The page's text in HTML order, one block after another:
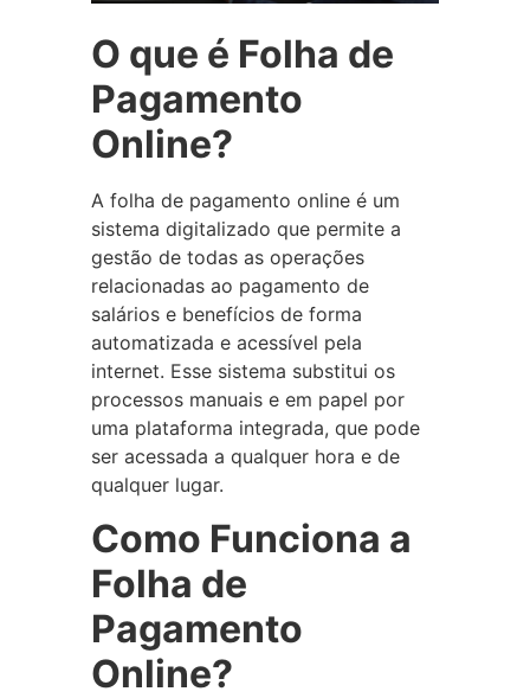
O que é Folha de
Pagamento
Online?
A folha de pagamento online é um
sistema digitalizado que permite a
gestão de todas as operações
relacionadas ao pagamento de
salários e benefícios de forma
automatizada e acessível pela
internet. Esse sistema substitui os
processos manuais e em papel por
uma plataforma integrada, que pode
ser acessada a qualquer hora e de
qualquer lugar.
Como Funciona a
Folha de
Pagamento
Online?